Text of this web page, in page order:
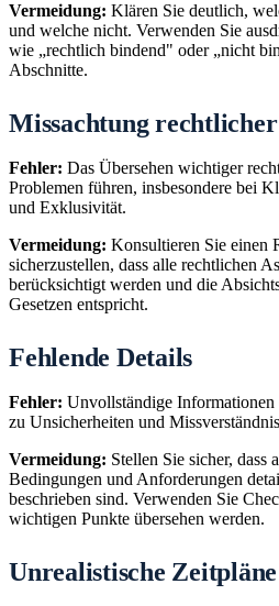
Vermeidung: Klären Sie deutlich,
und welche nicht. Verwenden Sie
wie „rechtlich bindend" oder „nicht
Abschnitte.
Missachtung
Fehler: Das Übersehen wichtiger
Problemen führen, insbesondere bei
und Exklusivität.
Vermeidung: Konsultieren Sie einen
sicherzustellen, dass alle rechtlichen
berücksichtigt werden und die
Gesetzen entspricht.
Fehlende Details
Fehler: Unvollständige
zu Unsicherheiten und
Vermeidung: Stellen Sie sicher, dass
Bedingungen und Anforderungen
beschrieben sind. Verwenden Sie
wichtigen Punkte übersehen werden.
Unrealistische